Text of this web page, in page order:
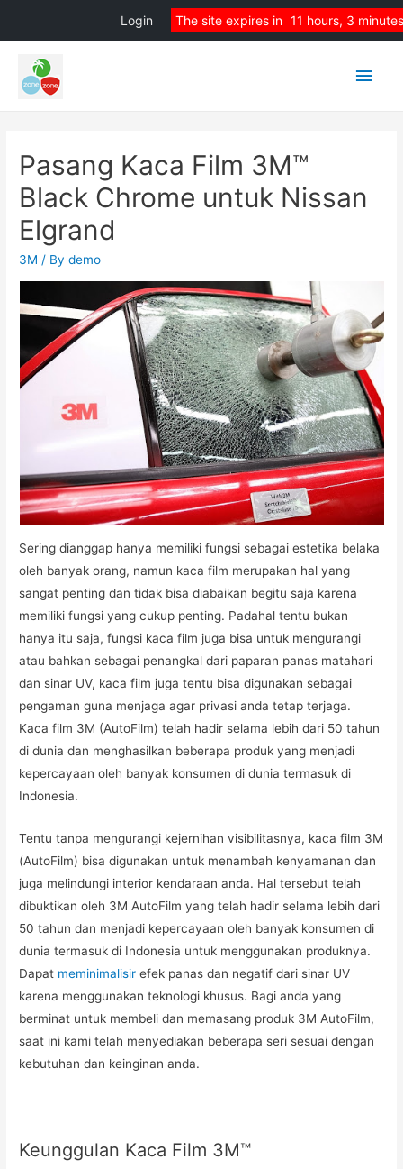
The site expires in 11 hours, 3 minutes
Login
Main
Pasang Kaca Film 3M™
Black Chrome untuk Nissan
Elgrand
3M / Bydemo
Sering dianggap hanya memiliki fungsi sebagai estetika belaka
oleh banyak orang, namun kaca film merupakan hal yang
sangat penting dan tidak bisa diabaikan begitu saja karena
memiliki fungsi yang cukup penting. Padahal tentu bukan
hanya itu saja, fungsi kaca film juga bisa untuk mengurangi
atau bahkan sebagai penangkal dari paparan panas matahari
dan sinar UV, kaca film juga tentu bisa digunakan sebagai
pengaman guna menjaga agar privasi anda tetap terjaga.
Kaca film 3M (AutoFilm) telah hadir selama lebih dari 50 tahun
di dunia dan menghasilkan beberapa produk yang menjadi
kepercayaan oleh banyak konsumen di dunia termasuk di
Indonesia.
Tentu tanpa mengurangi kejernihan visibilitasnya, kaca film 3M
(AutoFilm) bisa digunakan untuk menambah kenyamanan dan
juga melindungi interior kendaraan anda. Hal tersebut telah
dibuktikan oleh 3M AutoFilm yang telah hadir selama lebih dari
50 tahun dan menjadi kepercayaan oleh banyak konsumen di
dunia termasuk di Indonesia untuk menggunakan produknya.
Dapat meminimalisir efek panas dan negatif dari sinar UV
karena menggunakan teknologi khusus. Bagi anda yang
berminat untuk membeli dan memasang produk 3M AutoFilm,
saat ini kami telah menyediakan beberapa seri sesuai dengan
kebutuhan dan keinginan anda.
Keunggulan Kaca Film 3M™